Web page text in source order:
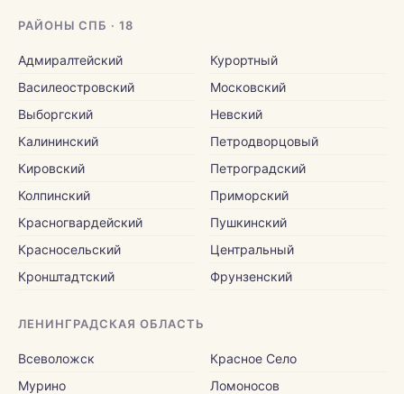
РАЙОНЫ СПБ · 18
Адмиралтейский
Василеостровский
Выборгский
Калининский
Кировский
Колпинский
Красногвардейский
Красносельский
Кронштадтский
Курортный
Московский
Невский
Петродворцовый
Петроградский
Приморский
Пушкинский
Центральный
Фрунзенский
ЛЕНИНГРАДСКАЯ ОБЛАСТЬ
Всеволожск
Мурино
Красное Село
Ломоносов